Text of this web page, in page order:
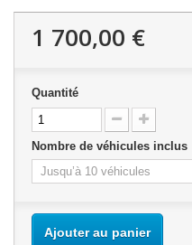
1 700,00 €
Quantité
Nombre de véhicules inclus
Ajouter au panier